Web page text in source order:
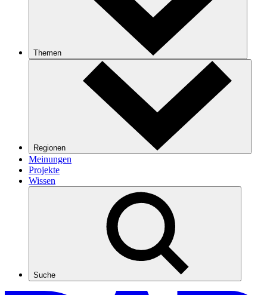
Themen
Regionen
Meinungen
Projekte
Wissen
Suche